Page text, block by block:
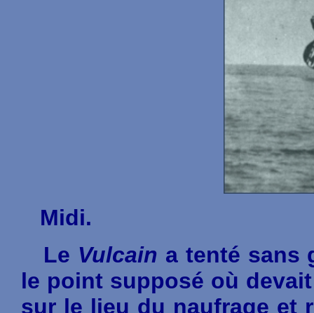
Midi.
Le Vulcain a tenté sans
le point supposé où
sur le lieu du naufrage et